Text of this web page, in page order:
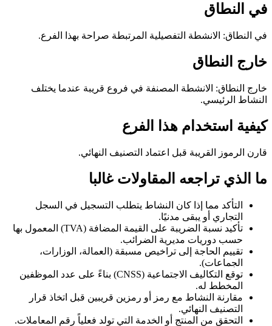
في النطاق
في النطاق: الانشطة التفصيلية المرتبطة صراحة بهذا الفرع.
خارج النطاق
خارج النطاق: الانشطة المصنفة في فروع قريبة عندما يختلف
النشاط الرئيسي.
كيفية استخدام هذا الفرع
قارن الرموز القريبة قبل اعتماد التصنيف النهائي.
ما الذي تراجعه المقاولات غالبا
التأكد مما إذا كان النشاط يتطلب التسجيل في السجل
التجاري أو يبقى مدنيًا.
تأكيد نسبة الضريبة على القيمة المضافة (TVA) المعمول بها
حسب دوريات مديرية الضرائب.
تقييم الحاجة إلى تراخيص مسبقة (العمالة، الوزارات،
الجماعات).
توقع التكاليف الاجتماعية (CNSS) بناءً على عدد الموظفين
المخطط له.
مقارنة النشاط مع رمز أو رمزين قريبين قبل اتخاذ قرار
التصنيف النهائي.
التحقق من المنتج أو الخدمة التي تولد فعلياً رقم المعاملات.